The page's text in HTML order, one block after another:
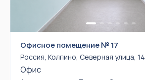
Офисное помещение № 17
Россия, Колпино, Северная улица, 14
Офис